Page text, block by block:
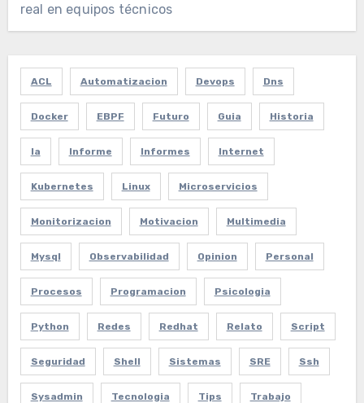
real en equipos técnicos
ACL Automatizacion Devops Dns
Docker EBPF Futuro Guia Historia
Ia Informe Informes Internet
Kubernetes Linux Microservicios
Monitorizacion Motivacion Multimedia
Mysql Observabilidad Opinion Personal
Procesos Programacion Psicologia
Python Redes Redhat Relato Script
Seguridad Shell Sistemas SRE Ssh
Sysadmin Tecnologia Tips Trabajo